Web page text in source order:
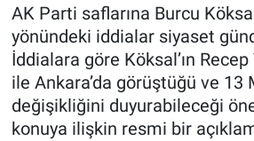
AK Parti saflarına Burcu
yönündeki iddialar siyaset
İddialara göre Köksal’ın
ile Ankara’da görüştüğü ve 13
değişikliğini duyurabileceği
konuya ilişkin resmi bir
Keşfet
ASTROLOJİ
MANŞET